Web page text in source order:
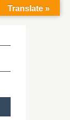
Translate »